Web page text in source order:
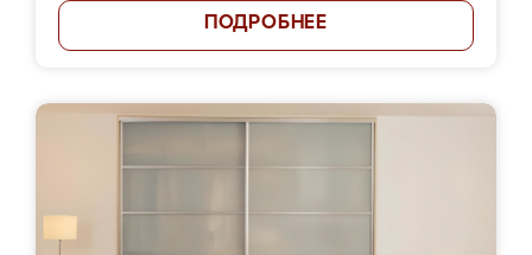
ПОДРОБНЕЕ